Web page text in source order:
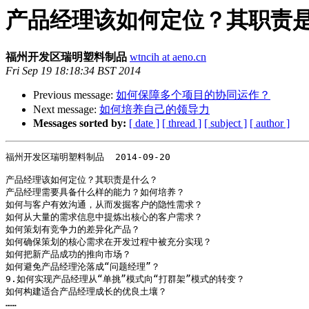
产品经理该如何定位？其职责
福州开发区瑞明塑料制品 wtncih at aeno.cn
Fri Sep 19 18:18:34 BST 2014
Previous message: 如何保障多个项目的协同运作？
Next message: 如何培养自己的领导力
Messages sorted by: [ date ] [ thread ] [ subject ] [ author ]
福州开发区瑞明塑料制品  2014-09-20
产品经理该如何定位？其职责是什么？
产品经理需要具备什么样的能力？如何培养？
如何与客户有效沟通，从而发掘客户的隐性需求？
如何从大量的需求信息中提炼出核心的客户需求？
如何策划有竞争力的差异化产品？
如何确保策划的核心需求在开发过程中被充分实现？
如何把新产品成功的推向市场？
如何避免产品经理沦落成“问题经理”？
9.如何实现产品经理从“单挑”模式向“打群架”模式的转变？
如何构建适合产品经理成长的优良土壤？